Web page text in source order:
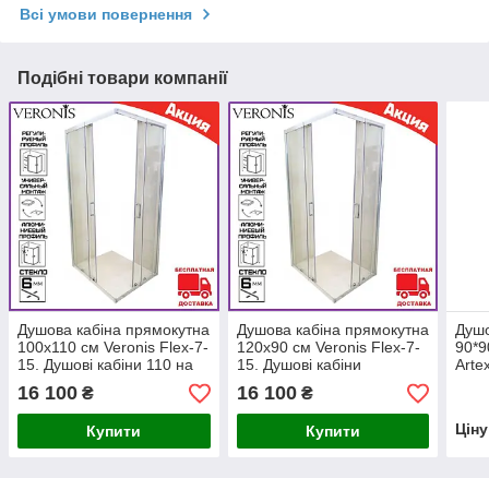
Всі умови повернення
Подібні товари компанії
Душова кабіна прямокутна
100х110 см Veronis Flex-7-
15. Душові кабіни 110 на
100 см
16 100 ₴
Купити
Душова кабіна прямокутна
120х90 см Veronis Flex-7-
15. Душові кабіни
900х1200 мм
16 100₴
Купити